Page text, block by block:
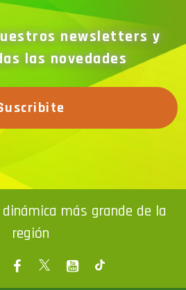
newsletters y
las novedades
más grande de la
región